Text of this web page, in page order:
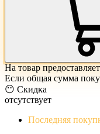
На товар
Если общая сумма
😶 Скидка
отсутствует
Последняя